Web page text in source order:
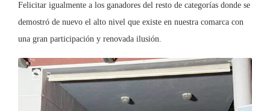
Felicitar igualmente a los ganadores del resto de categorías donde se
demostró de nuevo el alto nivel que existe en nuestra comarca con
una gran participación y renovada ilusión.